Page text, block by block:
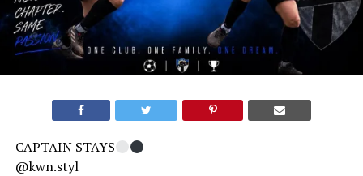
CAPTAIN STAYS
@kwn.styl